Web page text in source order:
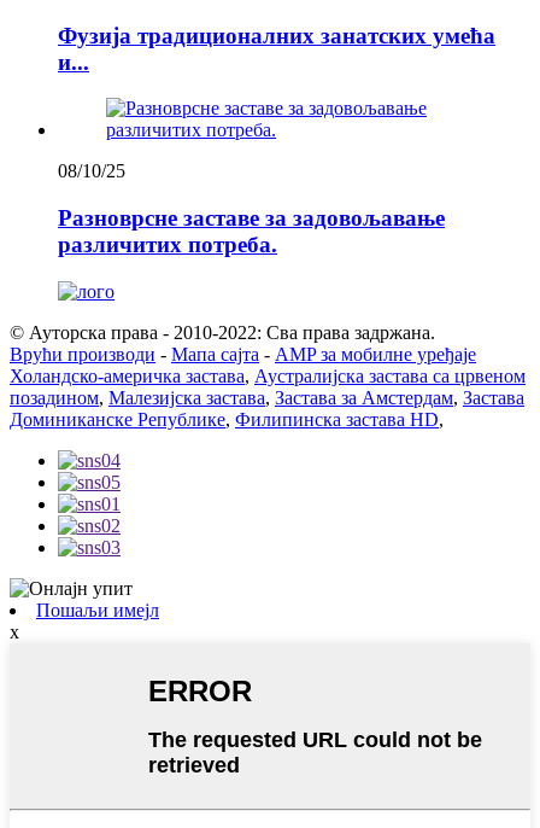
Фузија традиционалних занатских умећа
и...
08/10/25
Разноврсне заставе за задовољавање
различитих потреба.
© Ауторска права - 2010-2022: Сва права задржана.
Врући производи - Мапа сајта - AMP за мобилне уређаје
Холандско-америчка застава, Аустралијска застава са црвеном
позадином, Малезијска застава, Застава за Амстердам, Застава
Доминиканске Републике, Филипинска застава HD,
Пошаљи имејл
x